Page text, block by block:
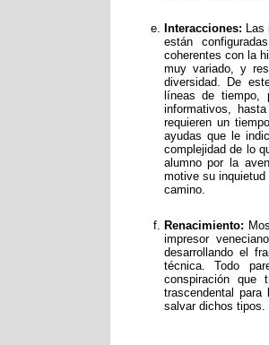
Interacciones: Las
están
coherentes con la
muy variado, y
diversidad. De
líneas de tiempo,
informativos,
requieren un
ayudas que le
complejidad de lo
alumno por la
motive su
camino.
Renacimiento:
impresor
desarrollando el
técnica. Todo
conspiración
trascendental
salvar dichos tipos.